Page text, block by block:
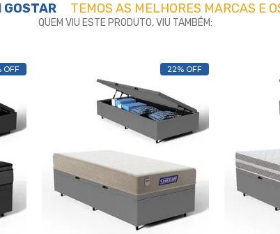
GOSTAR TEMOS AS MELHORES MARCAS E
QUEM VIU ESTE PRODUTO, VIU TAMBÉM:
OFF 22% OFF